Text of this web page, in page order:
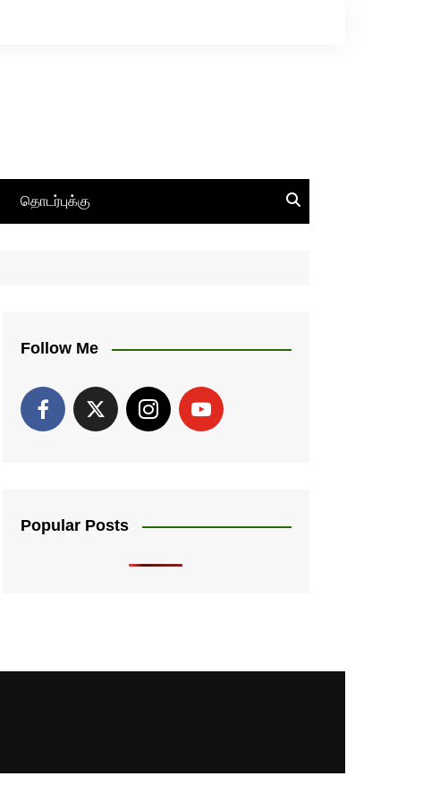
தொடர்புக்கு
Follow Me
Popular Posts